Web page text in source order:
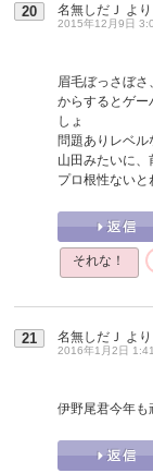
20 名無しだＪ より
2015年12月9日
眉毛ぼっさぼさ
からするとゲー
しょ
問題ありレベル
山田みたいに
プロ根性ないと
それな！
21 名無しだＪ より
2016年1月2日
伊野尾君今年も